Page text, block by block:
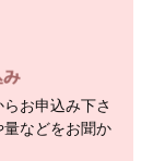
お申込み下さ
などをお聞か